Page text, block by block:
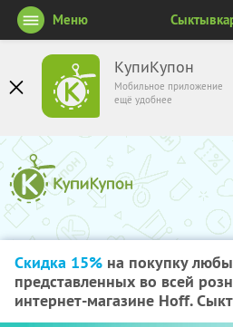
КупиКупон
Мобильное приложение
ещё удобнее
Меню
Скидка 15% на покупку
представленных во всей
интернет-магазине Hoff.